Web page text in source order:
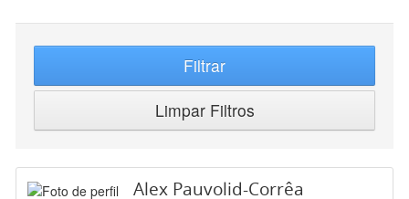
Filtrar
Limpar Filtros
Alex Pauvolid-Corrêa